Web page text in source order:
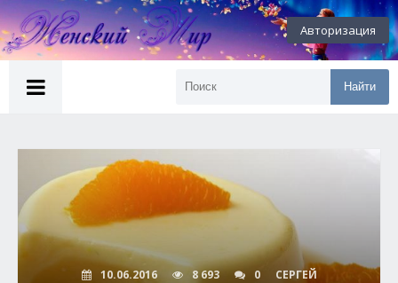
Авторизация
Найти
10.06.2016 8 693 0 СЕРГЕЙ